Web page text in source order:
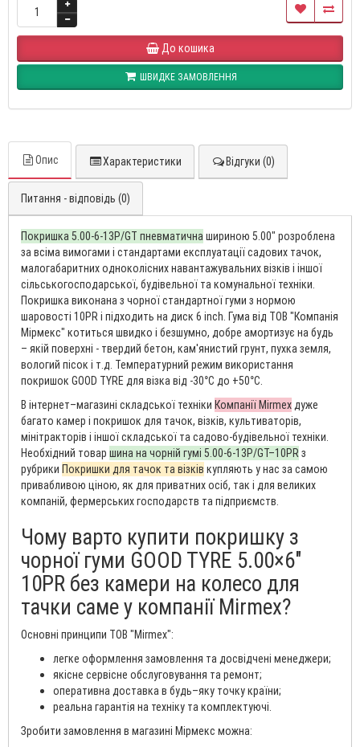
До кошика
ШВИДКЕ ЗАМОВЛЕННЯ
Опис Характеристики Відгуки (0)
Питання - відповідь (0)
Покришка 5.00-6-13P/GT пневматична шириною 5.00″ розроблена
за всіма вимогами і стандартами експлуатації садових тачок,
малогабаритних одноколісних навантажувальних візків і іншої
сільськогосподарської, будівельної та комунальної техніки.
Покришка виконана з чорної стандартної гуми з нормою
шаровості 10PR і підходить на диск 6 inch. Гума від ТОВ "Компанія
Мірмекс" котиться швидко і безшумно, добре амортизує на будь
– якій поверхні - твердий бетон, кам'янистий грунт, пухка земля,
вологий пісок і т.д. Температурний режим використання
покришок GOOD TYRE для візка від -30°С до +50°С.
В інтернет–магазині складської техніки Компанії Mirmexдуже
багато камер і покришок для тачок, візків, культиваторів,
мінітракторів і іншої складської та садово-будівельної техніки.
Необхідний товар шина на чорній гумі 5.00-6-13P/GT–10PRз
рубрики Покришки для тачок та візків купляють у нас за самою
привабливою ціною, як для приватних осіб, так і для великих
компаній, фермерських господарств та підприємств.
Чому варто купити покришку з
чорної гуми GOOD TYRE 5.00×6″
10PR без камери на колесо для
тачки саме у компанії Mirmex?
Основні принципи ТОВ "Mirmex":
легке оформлення замовлення та досвідчені менеджери;
якісне сервісне обслуговування та ремонт;
оперативна доставка в будь–яку точку країни;
реальна гарантія на техніку та комплектуючі.
Зробити замовлення в магазині Мірмекс можна: